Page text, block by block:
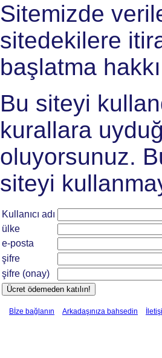
Sitemizde
sitedekilere
başlatma
Bu siteyi
kurallara
oluyorsunuz.
siteyi
Kullanıcı adı
ülke
e-posta
şifre
şifre (onay)
Bİze bağlanın Arkadaşınıza bahsedin